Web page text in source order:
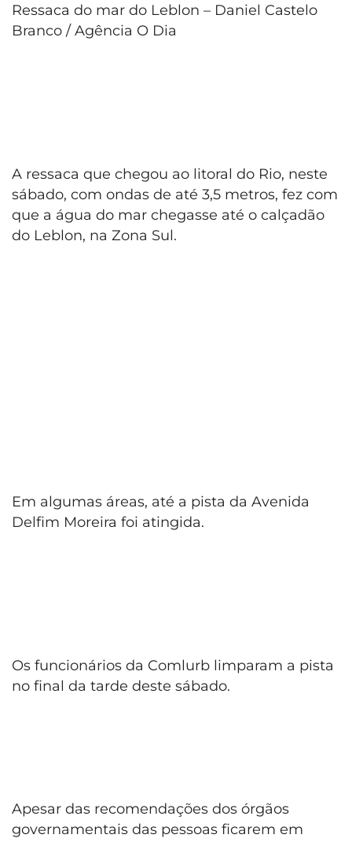
Ressaca do mar do Leblon – Daniel Castelo
Branco / Agência O Dia
A ressaca que chegou ao litoral do Rio, neste
sábado, com ondas de até 3,5 metros, fez com
que a água do mar chegasse até o calçadão
do Leblon, na Zona Sul.
Em algumas áreas, até a pista da Avenida
Delfim Moreira foi atingida.
Os funcionários da Comlurb limparam a pista
no final da tarde deste sábado.
Apesar das recomendações dos órgãos
governamentais das pessoas ficarem em